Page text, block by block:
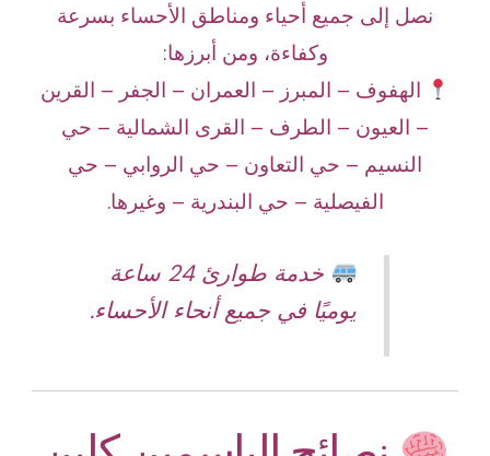
نصل إلى جميع أحياء ومناطق الأحساء بسرعة
وكفاءة، ومن أبرزها:
الهفوف – المبرز – العمران – الجفر – القرين
– العيون – الطرف – القرى الشمالية – حي
النسيم – حي التعاون – حي الروابي – حي
الفيصلية – حي البندرية – وغيرها.
خدمة طوارئ 24 ساعة
يوميًا في جميع أنحاء الأحساء.